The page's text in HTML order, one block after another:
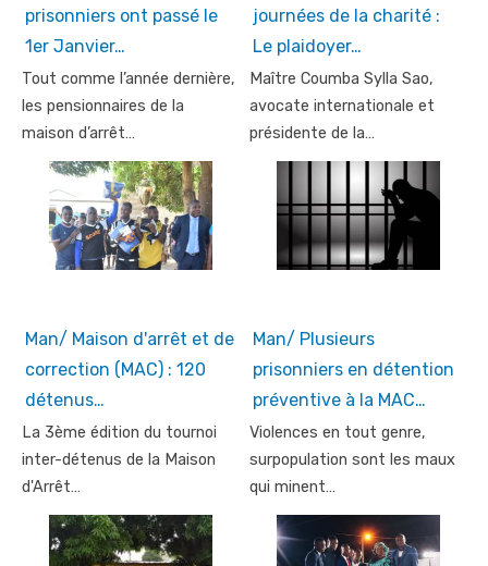
prisonniers ont passé le
1er Janvier…
Tout comme l’année dernière,
les pensionnaires de la
maison d’arrêt…
journées de la charité :
Le plaidoyer…
Maître Coumba Sylla Sao,
avocate internationale et
présidente de la…
Man/ Maison d'arrêt et de
correction (MAC) : 120
détenus…
La 3ème édition du tournoi
inter-détenus de la Maison
d'Arrêt…
Man/ Plusieurs
prisonniers en détention
préventive à la MAC…
Violences en tout genre,
surpopulation sont les maux
qui minent…